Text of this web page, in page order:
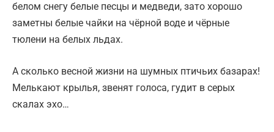
белом снегу белые песцы и медведи, зато хорошо
заметны белые чайки на чёрной воде и чёрные
тюлени на белых льдах.
А сколько весной жизни на шумных птичьих базарах!
Мелькают крылья, звенят голоса, гудит в серых
скалах эхо…